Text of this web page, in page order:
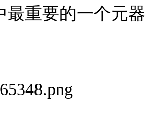
最重要的一个元